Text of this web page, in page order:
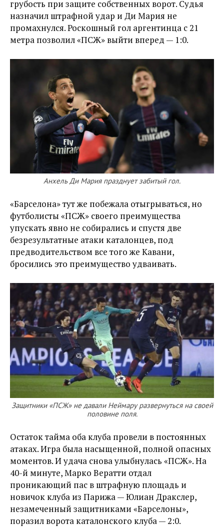
грубость при защите собственных ворот. Судья
назначил штрафной удар и Ди Мария не
промахнулся. Роскошный гол аргентинца с 21
метра позволил «ПСЖ» выйти вперед — 1:0.
Анхель Ди Мария празднует забитый гол.
«Барселона» тут же побежала отыгрываться, но
футболисты «ПСЖ» своего преимущества
упускать явно не собирались и спустя две
безрезультатные атаки каталонцев, под
предводительством все того же Кавани,
бросились это преимущество удваивать.
Защитники «ПСЖ» не давали Неймару развернуться на своей
половине поля.
Остаток тайма оба клуба провели в постоянных
атаках. Игра была насыщенной, полной опасных
моментов. И удача снова улыбнулась «ПСЖ». На
40-й минуте, Марко Вератти отдал
проникающий пас в штрафную площадь и
новичок клуба из Парижа — Юлиан Дракслер,
незамеченный защитниками «Барселоны»,
поразил ворота каталонского клуба — 2:0.